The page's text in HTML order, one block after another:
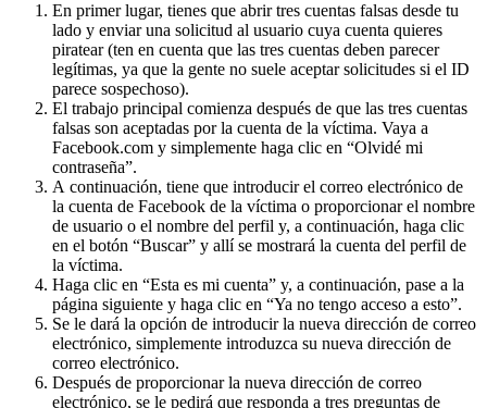
En primer lugar, tienes que abrir tres cuentas falsas desde tu
lado y enviar una solicitud al usuario cuya cuenta quieres
piratear (ten en cuenta que las tres cuentas deben parecer
legítimas, ya que la gente no suele aceptar solicitudes si el ID
parece sospechoso).
El trabajo principal comienza después de que las tres cuentas
falsas son aceptadas por la cuenta de la víctima. Vaya a
Facebook.com y simplemente haga clic en “Olvidé mi
contraseña”.
A continuación, tiene que introducir el correo electrónico de
la cuenta de Facebook de la víctima o proporcionar el nombre
de usuario o el nombre del perfil y, a continuación, haga clic
en el botón “Buscar” y allí se mostrará la cuenta del perfil de
la víctima.
Haga clic en “Esta es mi cuenta” y, a continuación, pase a la
página siguiente y haga clic en “Ya no tengo acceso a esto”.
Se le dará la opción de introducir la nueva dirección de correo
electrónico, simplemente introduzca su nueva dirección de
correo electrónico.
Después de proporcionar la nueva dirección de correo
electrónico, se le pedirá que responda a tres preguntas de